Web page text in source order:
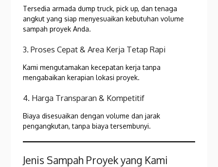
Tersedia armada dump truck, pick up, dan tenaga
angkut yang siap menyesuaikan kebutuhan volume
sampah proyek Anda.
3. Proses Cepat & Area Kerja Tetap Rapi
Kami mengutamakan kecepatan kerja tanpa
mengabaikan kerapian lokasi proyek.
4. Harga Transparan & Kompetitif
Biaya disesuaikan dengan volume dan jarak
pengangkutan, tanpa biaya tersembunyi.
Jenis Sampah Proyek yang Kami